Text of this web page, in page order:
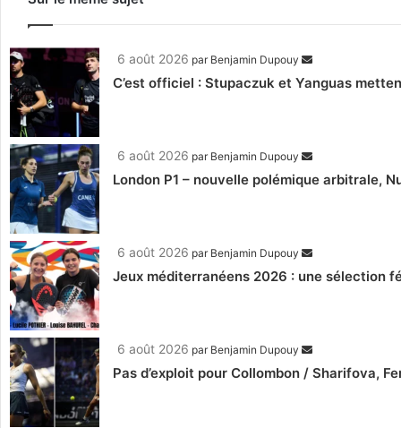
6 août 2026 par Benjamin Dupouy
C’est officiel : Stupaczuk et Yanguas
6 août 2026 par Benjamin Dupouy
London P1 – nouvelle polémique arbitrale,
6 août 2026 par Benjamin Dupouy
Jeux méditerranéens 2026 : une sélection
6 août 2026 par Benjamin Dupouy
Pas d’exploit pour Collombon / Sharifova,